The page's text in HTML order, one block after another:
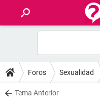
FOROS
SALUD
Foros Sexualidad
Tema Anterior